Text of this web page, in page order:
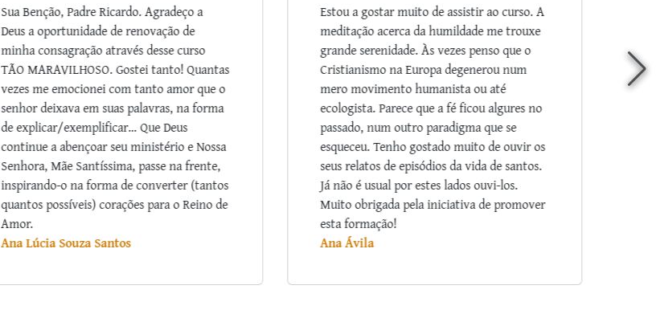
Estou a gostar muito de assistir ao curso. A
meditação acerca da humildade me trouxe
grande serenidade. Às vezes penso que o
Cristianismo na Europa degenerou num
mero movimento humanista ou até
ecologista. Parece que a fé ficou algures no
passado, num outro paradigma que se
esqueceu. Tenho gostado muito de ouvir os
seus relatos de episódios da vida de santos.
Já não é usual por estes lados ouvi-los.
Muito obrigada pela iniciativa de promover
esta formação!
Ana Ávila
Salve Maria! Muitíssimo interessante os
fatos, nos ajudam a crescer mais no amor e
na fé! Que Nossa Senhora abençoe aos
Padres Arautos por tão substancioso e
riquíssimo apostolado.
Marina de Freitas